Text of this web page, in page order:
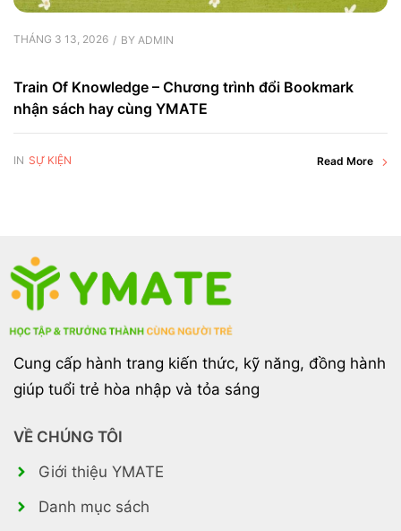
THÁNG 3 13, 2026 BY ADMIN
Train Of Knowledge – Chương trình đổi Bookmark
nhận sách hay cùng YMATE
IN SỰ KIỆN Read More
Cung cấp hành trang kiến thức, kỹ năng, đồng hành
giúp tuổi trẻ hòa nhập và tỏa sáng
VỀ CHÚNG TÔI
Giới thiệu YMATE
Danh mục sách